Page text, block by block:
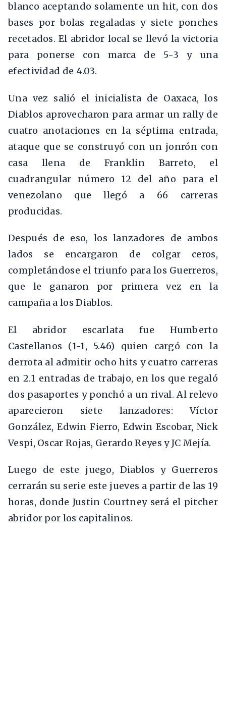
blanco aceptando solamente un hit, con dos
bases por bolas regaladas y siete ponches
recetados. El abridor local se llevó la victoria
para ponerse con marca de 5-3 y una
efectividad de 4.03.
Una vez salió el inicialista de Oaxaca, los
Diablos aprovecharon para armar un rally de
cuatro anotaciones en la séptima entrada,
ataque que se construyó con un jonrón con
casa llena de Franklin Barreto, el
cuadrangular número 12 del año para el
venezolano que llegó a 66 carreras
producidas.
Después de eso, los lanzadores de ambos
lados se encargaron de colgar ceros,
completándose el triunfo para los Guerreros,
que le ganaron por primera vez en la
campaña a los Diablos.
El abridor escarlata fue Humberto
Castellanos (1-1, 5.46) quien cargó con la
derrota al admitir ocho hits y cuatro carreras
en 2.1 entradas de trabajo, en los que regaló
dos pasaportes y ponchó a un rival. Al relevo
aparecieron siete lanzadores: Víctor
González, Edwin Fierro, Edwin Escobar, Nick
Vespi, Oscar Rojas, Gerardo Reyes y JC Mejía.
Luego de este juego, Diablos y Guerreros
cerrarán su serie este jueves a partir de las 19
horas, donde Justin Courtney será el pitcher
abridor por los capitalinos.